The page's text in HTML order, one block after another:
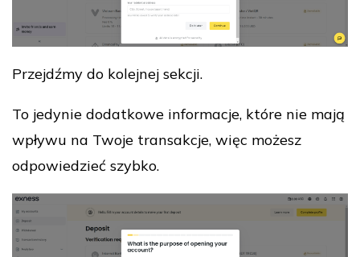
Przejdźmy do kolejnej sekcji.
To jedynie dodatkowe informacje, które nie mają
wpływu na Twoje transakcje, więc możesz
odpowiedzieć szybko.